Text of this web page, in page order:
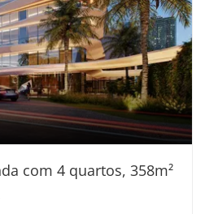
com 4 quartos, 358m²